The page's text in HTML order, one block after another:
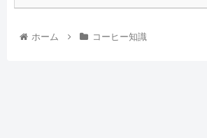
ホーム コーヒー知識